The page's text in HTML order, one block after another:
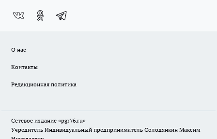
О нас
Контакты
Редакционная политика
Сетевое издание «pgr76.ru»
Учредитель Индивидуальный предприниматель Солодянкин Максим